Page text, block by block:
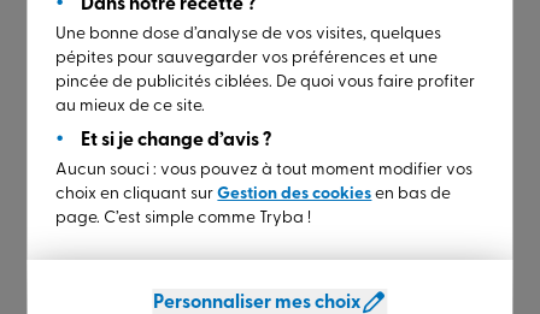
Dans notre recette ?
Une bonne dose d’analyse de vos visites, quelques
pépites pour sauvegarder vos préférences et une
pincée de publicités ciblées. De quoi vous faire profiter
au mieux de ce site.
Et si je change d’avis ?
Aucun souci : vous pouvez à tout moment modifier vos
choix en cliquant surGestion des cookies en bas de
page. C’est simple comme Tryba !
Personnaliser mes choix